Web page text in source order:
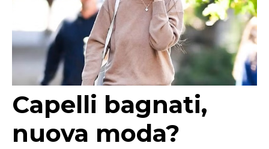
Capelli bagnati,
nuova moda?